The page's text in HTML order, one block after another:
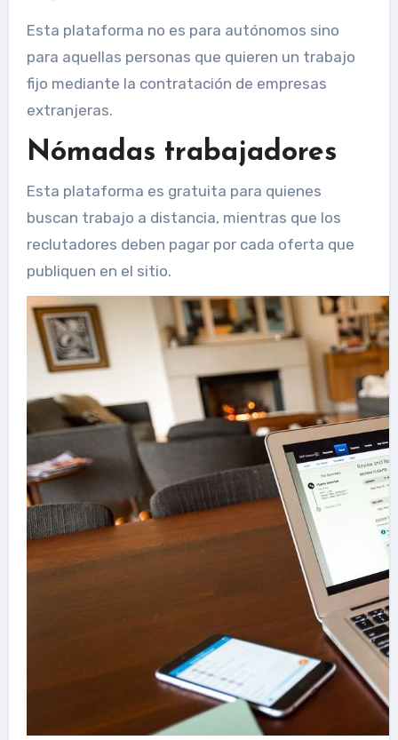
Esta plataforma no es para autónomos sino
para aquellas personas que quieren un trabajo
fijo mediante la contratación de empresas
extranjeras.
Nómadas trabajadores
Esta plataforma es gratuita para quienes
buscan trabajo a distancia, mientras que los
reclutadores deben pagar por cada oferta que
publiquen en el sitio.